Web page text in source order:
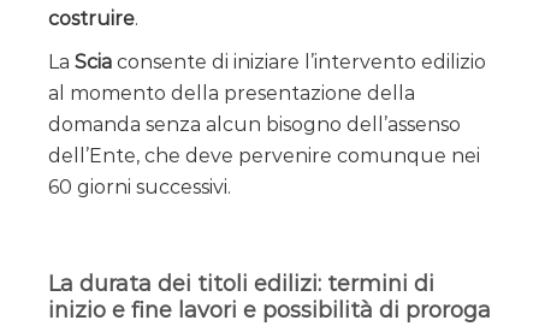
costruire.
La Scia consente di iniziare l’intervento edilizio
al momento della presentazione della
domanda senza alcun bisogno dell’assenso
dell’Ente, che deve pervenire comunque nei
60 giorni successivi.
La durata dei titoli edilizi: termini di
inizio e fine lavori e possibilità di proroga